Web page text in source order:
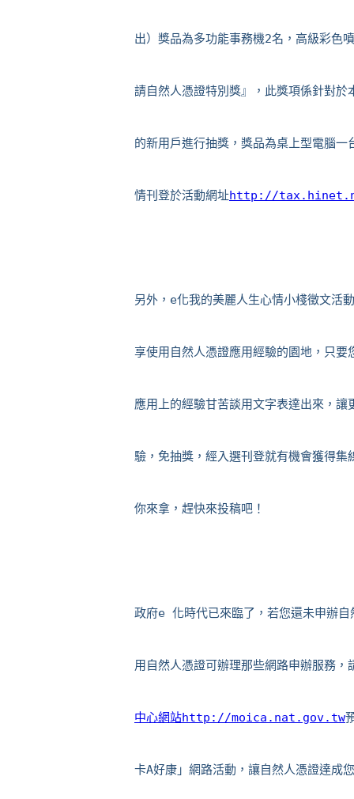
情刊登於活動網址http://
用自然人憑證可辦理那些網路申辦服務，
中心網站http://moica.nat.gov.tw